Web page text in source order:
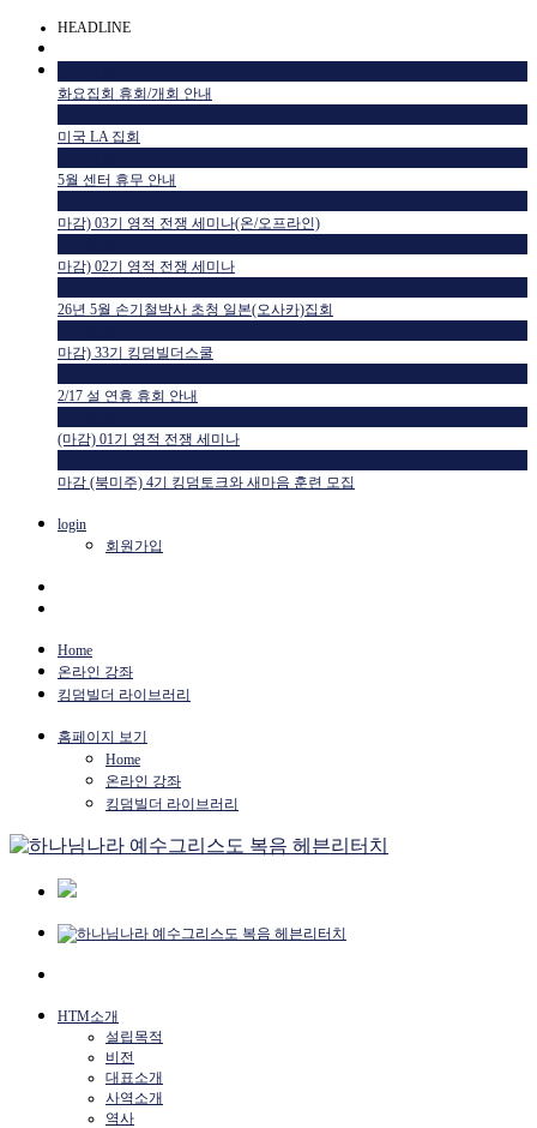
HEADLINE
화요집회 휴회/개회 안내
미국 LA 집회
5월 센터 휴무 안내
마감) 03기 영적 전쟁 세미나(온/오프라인)
마감) 02기 영적 전쟁 세미나
26년 5월 손기철박사 초청 일본(오사카)집회
마감) 33기 킹덤빌더스쿨
2/17 설 연휴 휴회 안내
(마감) 01기 영적 전쟁 세미나
마감 (북미주) 4기 킹덤토크와 새마음 훈련 모집
login
회원가입
Home
온라인 강좌
킹덤빌더 라이브러리
홈페이지 보기
Home
온라인 강좌
킹덤빌더 라이브러리
HTM소개
설립목적
비전
대표소개
사역소개
역사